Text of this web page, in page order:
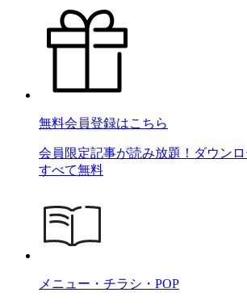
無料会員登録はこちら
会員限定記事が読み放題！ダウン
すべて無料
メニュー・チラシ・POP